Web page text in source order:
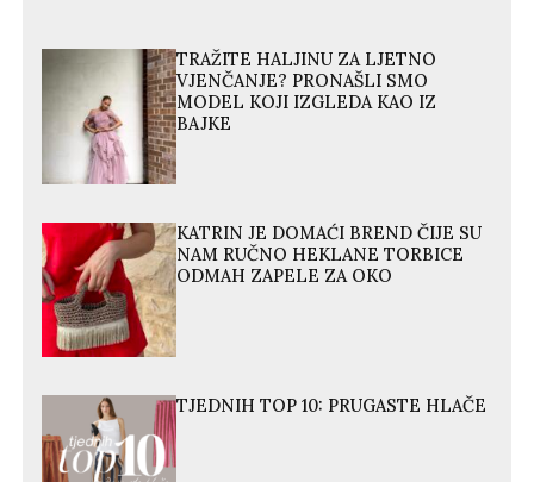
TRAŽITE HALJINU ZA LJETNO
VJENČANJE? PRONAŠLI SMO
MODEL KOJI IZGLEDA KAO IZ
BAJKE
KATRIN JE DOMAĆI BREND ČIJE SU
NAM RUČNO HEKLANE TORBICE
ODMAH ZAPELE ZA OKO
TJEDNIH TOP 10: PRUGASTE HLAČE